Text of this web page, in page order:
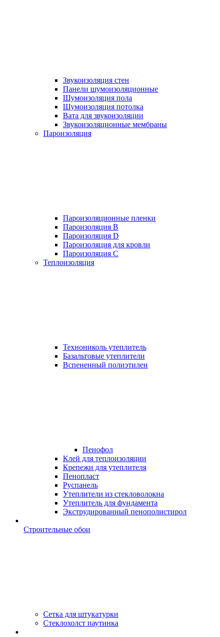
Звукоизоляция стен
Панели шумоизоляционные
Шумоизоляция пола
Шумоизоляция потолка
Вата для звукоизоляции
Звукоизоляционные мембраны
Пароизоляция
Пароизоляционные пленки
Пароизоляция B
Пароизоляция D
Пароизоляция для кровли
Пароизоляция С
Теплоизоляция
Технониколь утеплитель
Базальтовые утеплители
Вспененный полиэтилен
Пенофол
Клей для теплоизоляции
Крепежи для утеплителя
Пенопласт
Руспанель
Утеплители из стекловолокна
Утеплитель для фундамента
Экструдированный пенополистирол
Строительные обои
Сетка для штукатурки
Стеклохолст паутинка